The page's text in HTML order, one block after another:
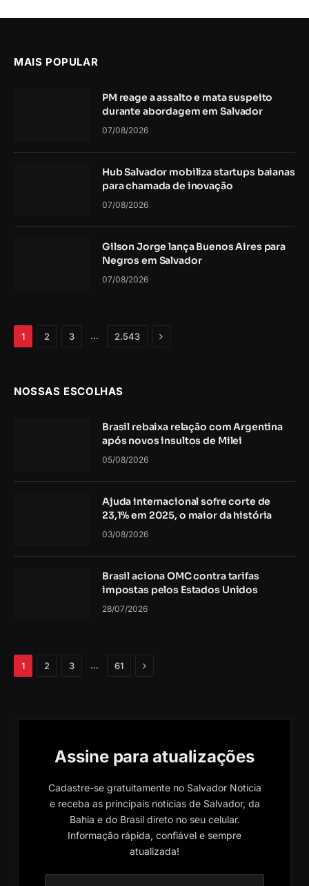
MAIS POPULAR
PM reage a assalto e mata suspeito
durante abordagem em Salvador
07/08/2026
Hub Salvador mobiliza startups baianas
para chamada de inovação
07/08/2026
Gilson Jorge lança Buenos Aires para
Negros em Salvador
07/08/2026
1 2 3 … 2.543 Próximo
NOSSAS ESCOLHAS
Brasil rebaixa relação com Argentina
após novos insultos de Milei
05/08/2026
Ajuda internacional sofre corte de
23,1% em 2025, o maior da história
03/08/2026
Brasil aciona OMC contra tarifas
impostas pelos Estados Unidos
28/07/2026
1 2 3 … 61 Próximo
Assine para atualizações
Cadastre-se gratuitamente no Salvador Notícia
e receba as principais notícias de Salvador, da
Bahia e do Brasil direto no seu celular.
Informação rápida, confiável e sempre
atualizada!